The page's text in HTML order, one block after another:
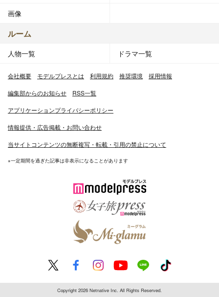
画像
ルーム
人物一覧 ドラマ一覧
会社概要 モデルプレスとは 利用規約 推奨環境 採用情報
編集部からのお知らせ RSS一覧
アプリケーションプライバシーポリシー
情報提供・広告掲載・お問い合わせ
当サイトコンテンツの無断複写・転載・引用の禁止について
※一定期間を過ぎた記事は非表示になることがあります
Copyright 2026 Netnative Inc. All Rights Reserved.